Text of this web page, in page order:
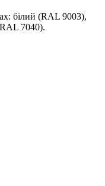
білий (RAL 9003),
7040).